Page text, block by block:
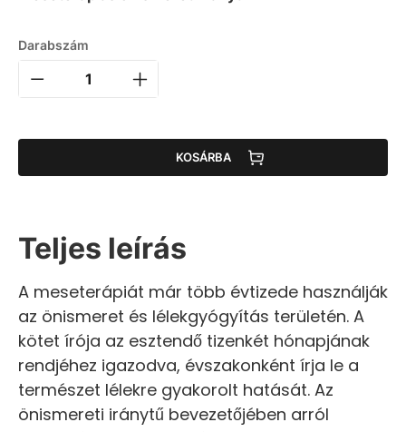
Darabszám
KOSÁRBA
Teljes leírás
A meseterápiát már több évtizede használják
az önismeret és lélekgyógyítás területén. A
kötet írója az esztendő tizenkét hónapjának
rendjéhez igazodva, évszakonként írja le a
természet lélekre gyakorolt hatását. Az
önismereti iránytű bevezetőjében arról